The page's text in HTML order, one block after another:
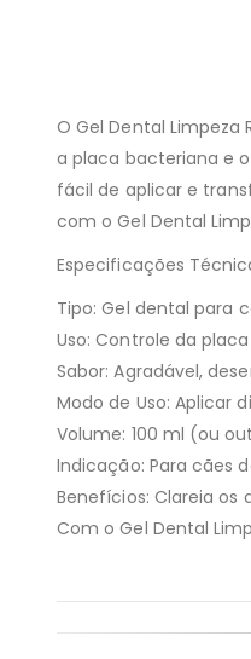
O Gel Dental
a placa bacteriana e
fácil de aplicar e
com o Gel Dental
Especificações
Tipo: Gel dental para
Uso: Controle da
Sabor: Agradável,
Modo de Uso: Aplicar
Volume: 100 ml (ou
Indicação: Para cães
Benefícios: Clareia
Com o Gel Dental